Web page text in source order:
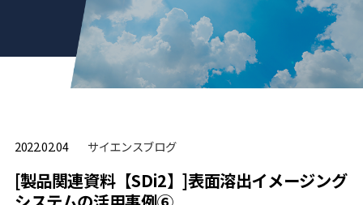
2022.02.04 サイエンスブログ
[製品関連資料【SDi2】]表面溶出イメージング